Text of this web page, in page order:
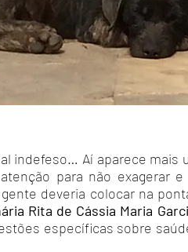
indefeso… Aí aparece
para não exagerar
deveria colocar na
Rita de Cássia Maria
específicas sobre